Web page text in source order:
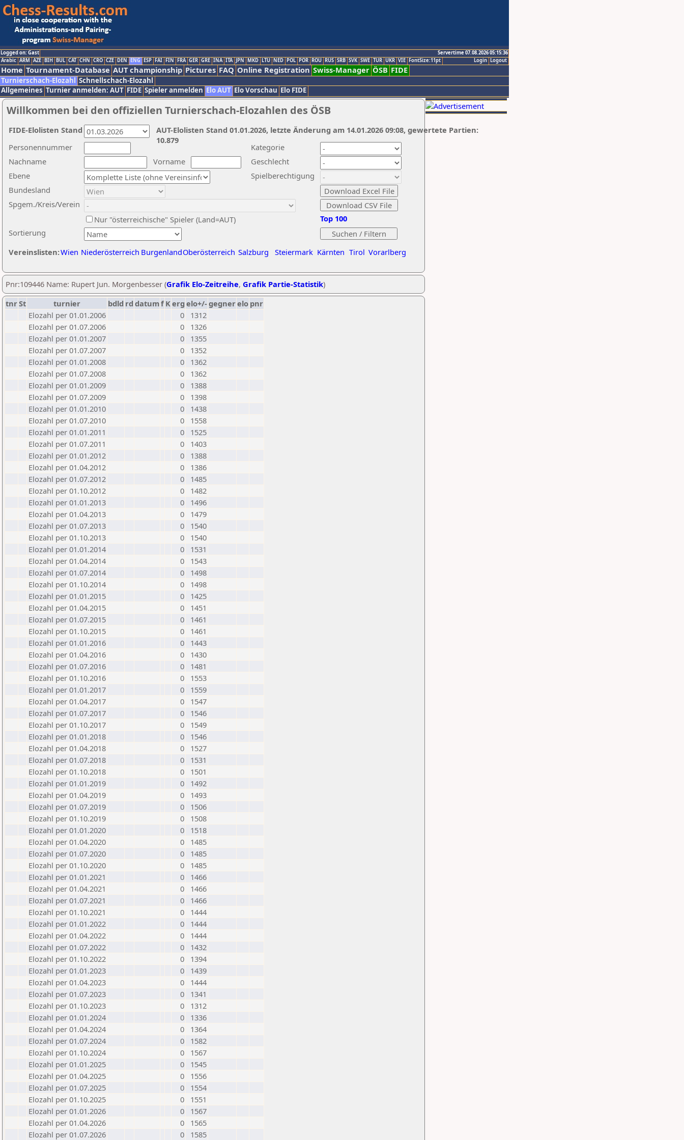
Logged on: Gast
Servertime 07.08.2026 05:15:36
Logout
Login
Arabic ARM AZE BIH BUL CAT CHN CRO CZE DEN ENG ESP FAI FIN FRA GER GRE INA ITA JPN MKD LTU NED POL POR ROU RUS SRB SVK SWE TUR UKR VIE FontSize:11pt
Home Tournament-Database AUT championship Pictures FAQ Online Registration Swiss-Manager ÖSB FIDE
Turnierschach-Elozahl Schnellschach-Elozahl
Allgemeines Turnier anmelden: AUT FIDE Spieler anmelden Elo AUT Elo Vorschau Elo FIDE
Willkommen bei den offiziellen Turnierschach-Elozahlen des ÖSB
Nachname
Vorname
Ebene
Kategorie
Sortierung
Personennummer
Bundesland
Spgem./Kreis/Verein
Geschlecht
Nur "österreichische" Spieler (Land=AUT)
Spielberechtigung
Vereinslisten:Wien Niederösterreich BurgenlandOberösterreich Salzburg Steiermark Kärnten Tirol Vorarlberg
Top 100
AUT-Elolisten Stand 01.01.2026, letzte Änderung am 14.01.2026 09:08, gewertete Partien:
10.879
FIDE-Elolisten Stand
Pnr:109446 Name: Rupert Jun. Morgenbesser (Grafik Elo-Zeitreihe, Grafik Partie-Statistik)
tnrSt turnier bdld rd datumf Kerg elo+/-gegnerelo pnr
Elozahl per 01.01.2006
0
1312
Elozahl per 01.07.2006
0
1326
Elozahl per 01.01.2007
0
1355
Elozahl per 01.07.2007
0
1352
Elozahl per 01.01.2008
0
1362
Elozahl per 01.07.2008
0
1362
Elozahl per 01.01.2009
0
1388
Elozahl per 01.07.2009
0
1398
Elozahl per 01.01.2010
0
1438
Elozahl per 01.07.2010
0
1558
Elozahl per 01.01.2011
0
1525
Elozahl per 01.07.2011
0
1403
Elozahl per 01.01.2012
0
1388
Elozahl per 01.04.2012
0
1386
Elozahl per 01.07.2012
0
1485
Elozahl per 01.10.2012
0
1482
Elozahl per 01.01.2013
0
1496
Elozahl per 01.04.2013
0
1479
Elozahl per 01.07.2013
0
1540
Elozahl per 01.10.2013
0
1540
Elozahl per 01.01.2014
0
1531
Elozahl per 01.04.2014
0
1543
Elozahl per 01.07.2014
0
1498
Elozahl per 01.10.2014
0
1498
Elozahl per 01.01.2015
0
1425
Elozahl per 01.04.2015
0
1451
Elozahl per 01.07.2015
0
1461
Elozahl per 01.10.2015
0
1461
Elozahl per 01.01.2016
0
1443
Elozahl per 01.04.2016
0
1430
Elozahl per 01.07.2016
0
1481
Elozahl per 01.10.2016
0
1553
Elozahl per 01.01.2017
0
1559
Elozahl per 01.04.2017
0
1547
Elozahl per 01.07.2017
0
1546
Elozahl per 01.10.2017
0
1549
Elozahl per 01.01.2018
0
1546
Elozahl per 01.04.2018
0
1527
Elozahl per 01.07.2018
0
1531
Elozahl per 01.10.2018
0
1501
Elozahl per 01.01.2019
0
1492
Elozahl per 01.04.2019
0
1493
Elozahl per 01.07.2019
0
1506
Elozahl per 01.10.2019
0
1508
Elozahl per 01.01.2020
0
1518
Elozahl per 01.04.2020
0
1485
Elozahl per 01.07.2020
0
1485
Elozahl per 01.10.2020
0
1485
Elozahl per 01.01.2021
0
1466
Elozahl per 01.04.2021
0
1466
Elozahl per 01.07.2021
0
1466
Elozahl per 01.10.2021
0
1444
Elozahl per 01.01.2022
0
1444
Elozahl per 01.04.2022
0
1444
Elozahl per 01.07.2022
0
1432
Elozahl per 01.10.2022
0
1394
Elozahl per 01.01.2023
0
1439
Elozahl per 01.04.2023
0
1444
Elozahl per 01.07.2023
0
1341
Elozahl per 01.10.2023
0
1312
Elozahl per 01.01.2024
0
1336
Elozahl per 01.04.2024
0
1364
Elozahl per 01.07.2024
0
1582
Elozahl per 01.10.2024
0
1567
Elozahl per 01.01.2025
0
1545
Elozahl per 01.04.2025
0
1556
Elozahl per 01.07.2025
0
1554
Elozahl per 01.10.2025
0
1551
Elozahl per 01.01.2026
0
1567
Elozahl per 01.04.2026
0
1565
Elozahl per 01.07.2026
0 1585